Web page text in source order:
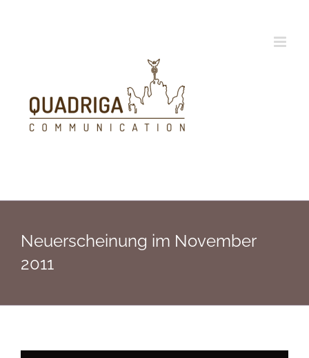
Neuerscheinung im November
2011